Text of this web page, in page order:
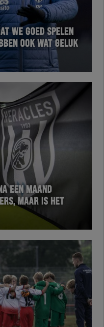
WE GOED SPELEN
OOK WAT GELUK
EEN MAAND
MAAR IS HET